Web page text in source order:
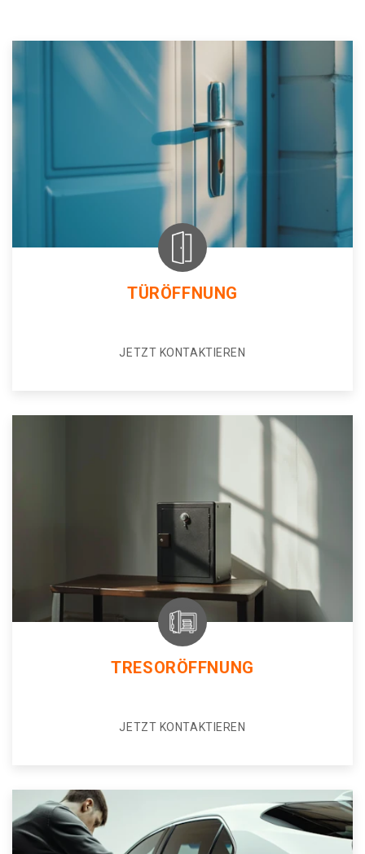
TÜRÖFFNUNG
JETZT KONTAKTIEREN
TRESORÖFFNUNG
JETZT KONTAKTIEREN